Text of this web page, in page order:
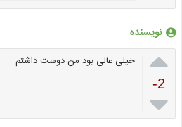
نویسنده

-2

خیلی عالی بود من دوست داشتم